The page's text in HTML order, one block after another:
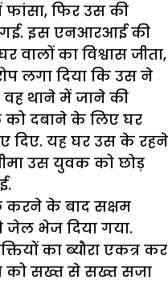
फांसा, फिर उस की
इस एनआरआई की
का विश्वास जीता,
लगा दिया कि उस ने
वह थाने में जाने की
दबाने के लिए घर
दिए. यह घर उस के रहने
उस युवक को छोड़
करने के बाद सक्षम
भेज दिया गया.
का ब्यौरा एकत्र कर
को सख्त से सख्त सजा